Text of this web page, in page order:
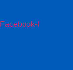
Facebook-f